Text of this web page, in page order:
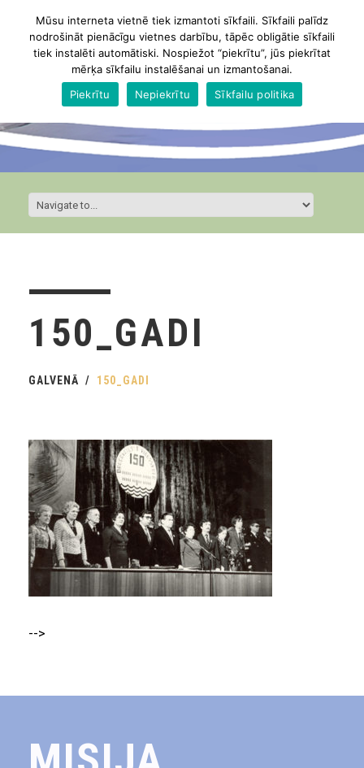
150_GADI
GALVENĀ 150_GADI
-->
Mūsu interneta vietnē tiek izmantoti sīkfaili. Sīkfaili palīdz
nodrošināt pienācīgu vietnes darbību, tāpēc obligātie sīkfaili
tiek instalēti automātiski. Nospiežot “piekrītu”, jūs piekrītat
mērķa sīkfailu instalēšanai un izmantošanai.
Piekrītu
Nepiekrītu Sīkfailu politika